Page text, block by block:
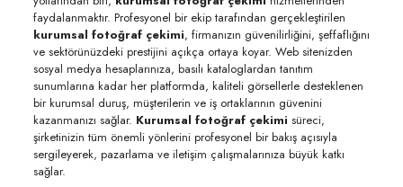
faydalanmaktır. Profesyonel bir ekip tarafından gerçekleştirilen
kurumsal fotoğraf çekimi, firmanızın güvenilirliğini, şeffaflığını
ve sektörünüzdeki prestijini açıkça ortaya koyar. Web sitenizden
sosyal medya hesaplarınıza, basılı kataloglardan tanıtım
sunumlarına kadar her platformda, kaliteli görsellerle desteklenen
bir kurumsal duruş, müşterilerin ve iş ortaklarının güvenini
kazanmanızı sağlar. Kurumsal fotoğraf çekimi süreci,
şirketinizin tüm önemli yönlerini profesyonel bir bakış açısıyla
sergileyerek, pazarlama ve iletişim çalışmalarınıza büyük katkı
sağlar.